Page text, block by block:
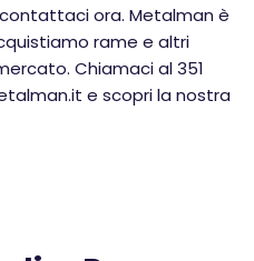
ora. Metalman è
rame e altri
Chiamaci al 351
e scopri la nostra